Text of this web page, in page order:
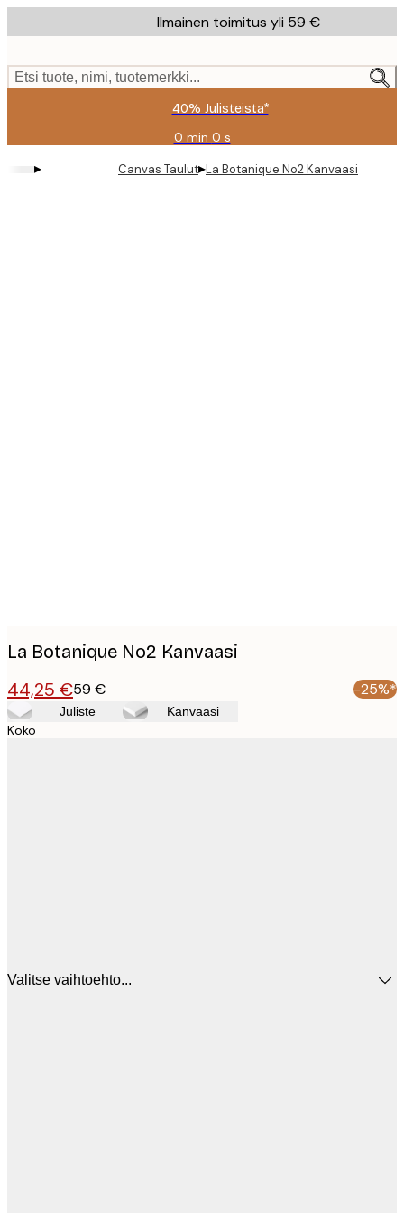
to
content.
Ilmainen toimitus yli 59 €
Etsi tuote, nimi, tuotemerkki...
40% Julisteista*
0 min 0 s
Voimassa
asti:
2026-
▸ Canvas Taulut▸La Botanique No2 Kanvaasi
La Botanique No2 Kanvaasi
44,25 €59 € -25%*
Juliste Kanvaasi
Koko
Valitse vaihtoehto...